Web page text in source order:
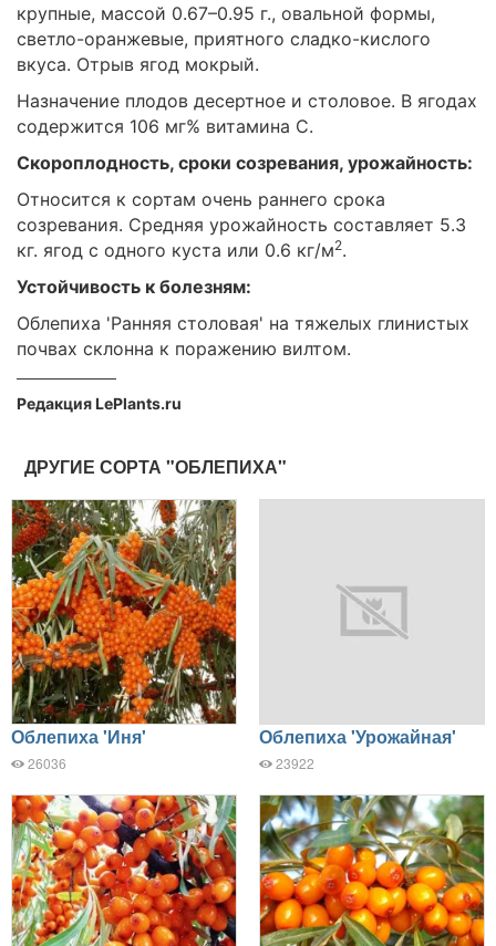
крупные, массой 0.67–0.95 г., овальной формы,
светло-оранжевые, приятного сладко-кислого
вкуса. Отрыв ягод мокрый.
Назначение плодов десертное и столовое. В ягодах
содержится 106 мг% витамина С.
Скороплодность, сроки созревания, урожайность:
Относится к сортам очень раннего срока
созревания. Средняя урожайность составляет 5.3
кг. ягод с одного куста или 0.6 кг/м2.
Устойчивость к болезням:
Облепиха 'Ранняя столовая' на тяжелых глинистых
почвах склонна к поражению вилтом.
Редакция LePlants.ru
ДРУГИЕ СОРТА "ОБЛЕПИХА"
Облепиха 'Иня'
26036
Облепиха 'Урожайная'
23922